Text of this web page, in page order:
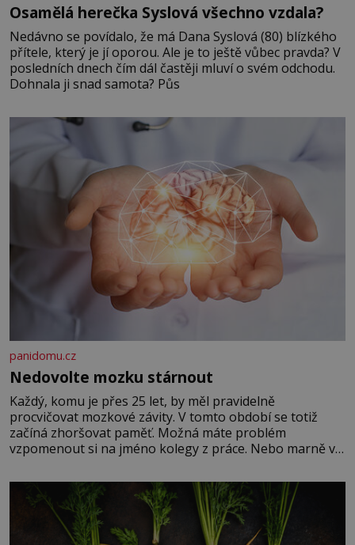
Osamělá herečka Syslová všechno vzdala?
Nedávno se povídalo, že má Dana Syslová (80) blízkého
přítele, který je jí oporou. Ale je to ještě vůbec pravda? V
posledních dnech čím dál častěji mluví o svém odchodu.
Dohnala ji snad samota? Půs
panidomu.cz
Nedovolte mozku stárnout
Každý, komu je přes 25 let, by měl pravidelně
procvičovat mozkové závity. V tomto období se totiž
začíná zhoršovat paměť. Možná máte problém
vzpomenout si na jméno kolegy z práce. Nebo marně v
Je to opravdu tak, s věkem jako kdyby se paměť
rozhodla stávkovat. Cvičte